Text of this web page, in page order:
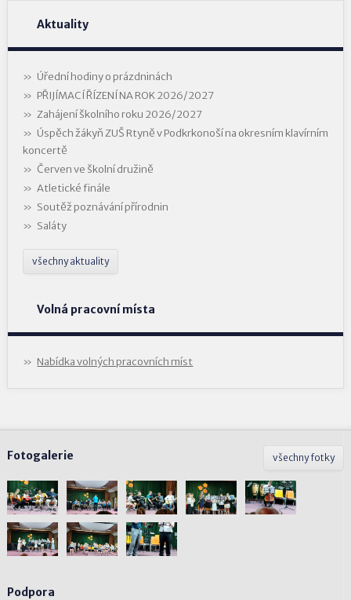
Aktuality
Úřední hodiny o prázdninách
PŘIJÍMACÍ ŘÍZENÍ NA ROK 2026/2027
Zahájení školního roku 2026/2027
Úspěch žákyň ZUŠ Rtyně v Podkrkonoší na okresním klavírním
koncertě
Červen ve školní družině
Atletické finále
Soutěž poznávání přírodnin
Saláty
všechny aktuality
Volná pracovní místa
Nabídka volných pracovních míst
všechny fotky
Fotogalerie
Podpora